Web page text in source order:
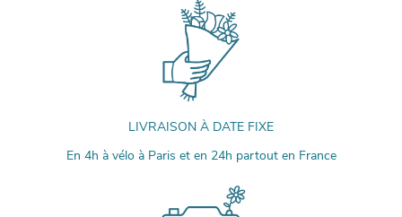
LIVRAISON À DATE FIXE
En 4h à vélo à Paris et en 24h partout en France